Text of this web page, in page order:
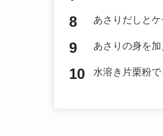
あさりだしとケ
あさりの身を加
水溶き片栗粉で